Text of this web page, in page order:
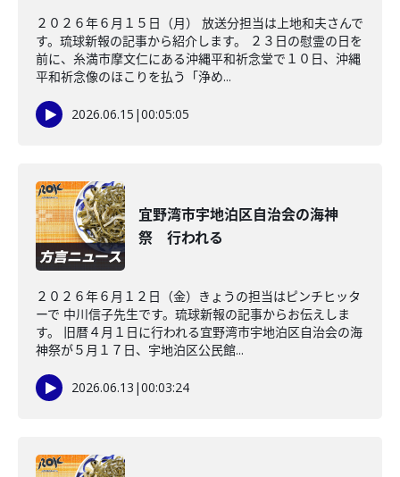
２０２６年６月１５日（月） 放送分担当は上地和夫さんで
す。琉球新報の記事から紹介します。 ２３日の慰霊の日を
前に、糸満市摩文仁にある沖縄平和祈念堂で１０日、沖縄
平和祈念像のほこりを払う「浄め...
2026.06.15 |00:05:05
宜野湾市宇地泊区自治会の海神
祭 行われる
２０２６年６月１２日（金）きょうの担当はピンチヒッタ
ーで 中川信子先生です。琉球新報の記事からお伝えしま
す。 旧暦４月１日に行われる宜野湾市宇地泊区自治会の海
神祭が５月１７日、宇地泊区公民館...
2026.06.13 |00:03:24